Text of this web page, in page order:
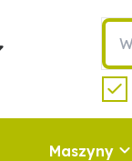
Maszyny